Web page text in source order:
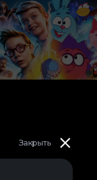
Закрыть